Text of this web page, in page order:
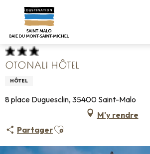
contenu
Accueil Poser ses valises
Otonali Hôtel
OTONALI HÔTEL
HÔTEL
8 place Duguesclin, 35400 Saint-Malo
M'y rendre
PartagerAjouter aux favoris